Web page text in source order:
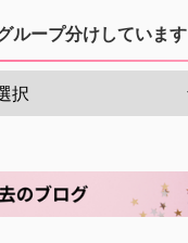
ループ分けしています